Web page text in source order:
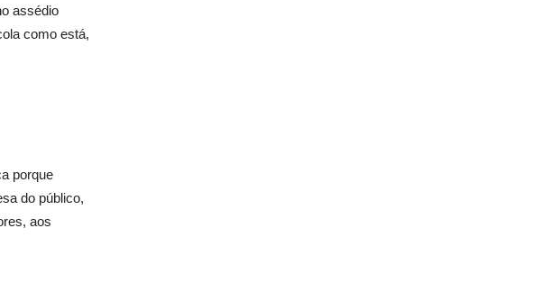
assédio
como está,
porque
do público,
aos